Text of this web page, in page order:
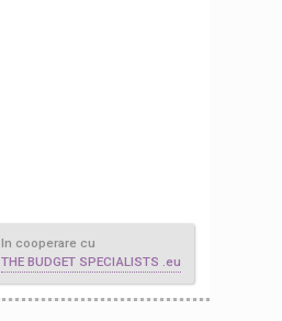
In cooperare cu
THE BUDGET SPECIALISTS .eu